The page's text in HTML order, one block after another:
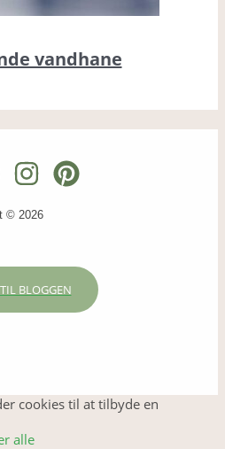
vandhane
© 2026
BLOGGEN
cookies til at tilbyde en
alle